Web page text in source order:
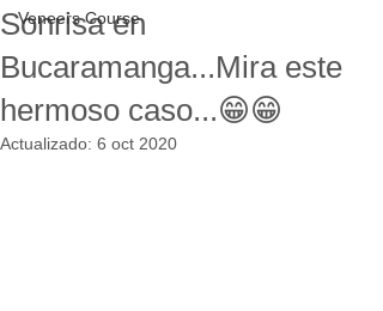
Veneers Course
Sonrisa en
Bucaramanga...Mira este
hermoso caso...😁😁
Actualizado: 6 oct 2020